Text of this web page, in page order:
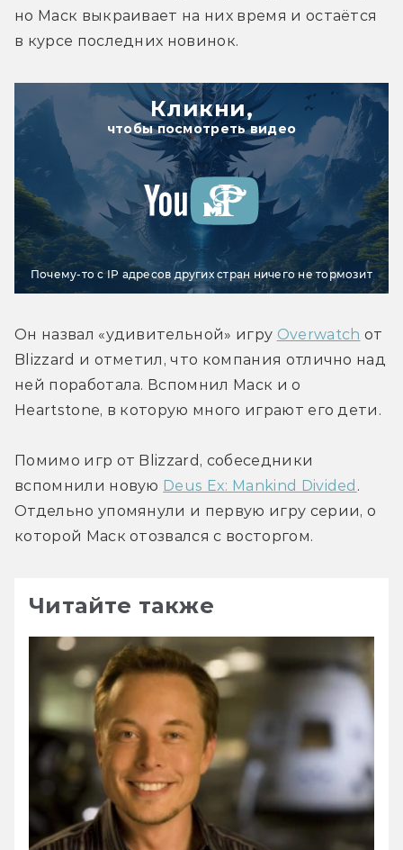
но Маск выкраивает на них время и остаётся
в курсе последних новинок.
Кликни,
чтобы посмотреть видео
Почему-то с IP адресов других стран ничего не тормозит
Он назвал «удивительной» игру Overwatch от
Blizzard и отметил, что компания отлично над
ней поработала. Вспомнил Маск и о
Heartstone, в которую много играют его дети.
Помимо игр от Blizzard, собеседники
вспомнили новую Deus Ex: Mankind Divided .
Отдельно упомянули и первую игру серии, о
которой Маск отозвался с восторгом.
Читайте также